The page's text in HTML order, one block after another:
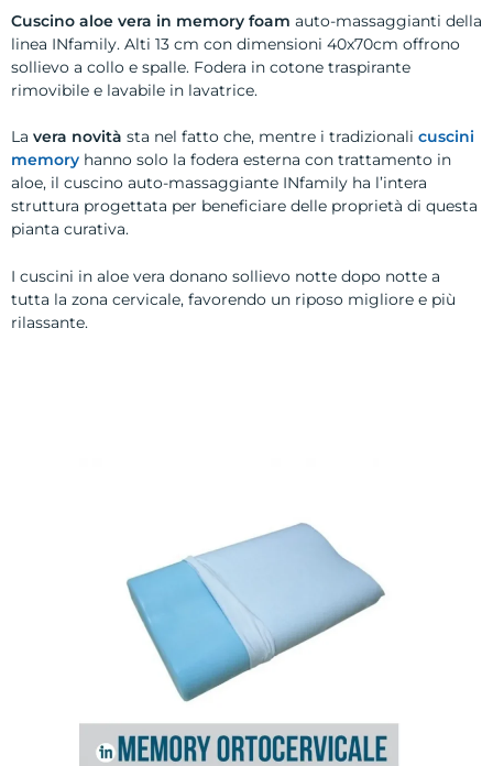
Cuscino aloe vera in memory foam auto-massaggianti della
linea INfamily. Alti 13 cm con dimensioni 40x70cm offrono
sollievo a collo e spalle. Fodera in cotone traspirante
rimovibile e lavabile in lavatrice.
La vera novità sta nel fatto che, mentre i tradizionali cuscini
memory hanno solo la fodera esterna con trattamento in
aloe, il cuscino auto-massaggiante INfamily ha l’intera
struttura progettata per beneficiare delle proprietà di questa
pianta curativa.
I cuscini in aloe vera donano sollievo notte dopo notte a
tutta la zona cervicale, favorendo un riposo migliore e più
rilassante.